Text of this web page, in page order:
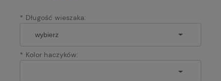
* Długość wieszaka:
* Kolor haczyków: